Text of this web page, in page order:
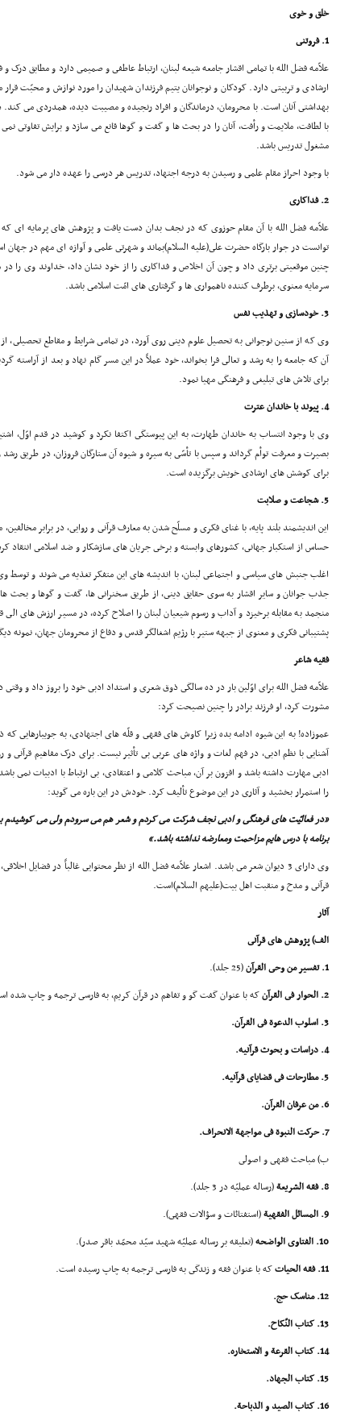
خلق و خوى
1. فروتنى
علاّمه فضل الله با تمامى اقشار جامعه شیعه لبنان، ارتباط عاطفى و صمیمى دارد و مطابق
ارشادى و تربیتى دارد. کودکان و نوجوانان یتیم فرزندان شهیدان را مورد نوازش و محبّت
بهداشتى آنان است. با محرومان، درماندگان و افراد رنجیده و مصیبت دیده، همدردى مى کند.
با لطافت، ملایمت و رأفت، آنان را در بحث ها و گفت و گوها قانع مى سازد و برایش
مشغول تدریس باشد.
با وجود احراز مقام علمى و رسیدن به درجه اجتهاد، تدریس هر درسى را عهده دار مى شود.
2. فداکارى
علاّمه فضل الله با آن مقام حوزوى که در نجف بدان دست یافت و پژوهش هاى پرمایه اى
توانست در جوار بارگاه حضرت على(علیه السلام)بماند و شهرتى علمى و آوازه اى مهم در جهان
چنین موقعیتى برترى داد و چون آن اخلاص و فداکارى را از خود نشان داد، خداوند وى را در
سرمایه معنوى، برطرف کننده ناهموارى ها و گرفتارى هاى امّت اسلامى باشد.
3. خودسازى و تهذیب نفس
وى که از سنین نوجوانى به تحصیل علوم دینى روى آورد، در تمامى شرایط و مقاطع تحصیلى،
آن که جامعه را به رشد و تعالى فرا بخواند، خود عملاً در این مسر گام نهاد و بعد از آراسته
براى تلاش هاى تبلیغى و فرهنگى مهیا نمود.
4. پیوند با خاندان عترت
وى با وجود انتساب به خاندان طهارت، به این پیوستگى اکتفا نکرد و کوشید در قدم اوّل،
بصیرت و معرفت توأم گرداند و سپس با تأسّى به سیره و شیوه آن ستارگان فروزان، در طریق رشد
براى کوشش هاى ارشادى خویش برگزیده است.
5. شجاعت و صلابت
این اندیشمند بلند پایه، با غناى فکرى و مسلّح شدن به معارف قرآنى و روایى، در برابر
حساس از استکبار جهانى، کشورهاى وابسته و برخى جریان هاى سازشکار و ضد اسلامى انتقاد
اغلب جنبش هاى سیاسى و اجتماعى لبنان، با اندیشه هاى این متفکر تغذیه مى شوند و
جذب جوانان و سایر اقشار به سوى حقایق دینى، از طریق سخنرانى ها، گفت و گوها و بحث
منجمد به مقابله برخیزد و آداب و رسوم شیعیان لبنان را اصلاح کرده، در مسیر ارزش هاى الى
پشتیبانى فکرى و معنوى از جبهه ستیر با رژیم اشغالگر قدس و دفاع از محرومان جهان،
فقیه شاعر
علاّمه فضل الله براى اوّلین بار در ده سالگى ذوق شعرى و استداد ادبى خود را بروز داد و
مشورت کرد، او فرزند برادر را چنین نصیحت کرد:
عموزاده! به این شیوه ادامه بده زیرا کاوش هاى فقهى و قلّه هاى اجتهادى، به جویبارهایى که
آشنایى با نظم ادبى، در فهم لغات و واژه هاى عربى بى تأثیر نیست. براى درک مفاهیم
ادبى مهارت داشته باشد و افزون بر آن، مباحث کلامى و اعتقادى، بى ارتباط با ادبیات نمى
را استمرار بخشید و آثارى در این موضوع تألیف کرد. خودش در این باره مى گوید:
«در فعالیّت هاى فرهنگى و ادبى نجف شرکت مى کردم و شعر هم مى سرودم ولى مى کوشیدم
برنامه با درس هایم مزاحمت ومعارضه نداشته باشد.»
وى داراى 3 دیوان شعر مى باشد. اشعار علاّمه فضل الله از نظر محتوایى غالباً در فضایل
قرآنى و مدح و منقبت اهل بیت(علیهم السلام)است.
آثار
الف) پژوهش هاى قرآنى
1. تفسیر من وحى القرآن
(25 جلد).
2. الحوار فى القرآن
که با عنوان گفت گو و تفاهم در قرآن کریم، به فارسى ترجمه و چاپ شده
3. اسلوب الدعوة فى القرآن.
4. دراسات و بحوث قرآنیه.
5. مطارحات فى قضایاى قرآنیه.
6. من عرفان القرآن.
7. حرکت النبوة فى مواجهة الانحراف.
ب) مباحث فقهى و اصولى
8. فقه الشریعة
(رساله عملیّه در 3 جلد).
9. المسائل الفقهیة
(استفتائات و سؤالات فقهى).
10. الفتاوى الواضحه
(تعلیقه بر رساله عملیّه شهید سیّد محمّد باقر صدر).
11. فقه الحیات
که با عنوان فقه و زندگى به فارسى ترجمه به چاپ رسیده است.
12. مناسک حج.
13. کتاب النّکاح.
14. کتاب القرعة و الاستخاره.
15. کتاب الجهاد.
16. کتاب الصید و الذباحة.